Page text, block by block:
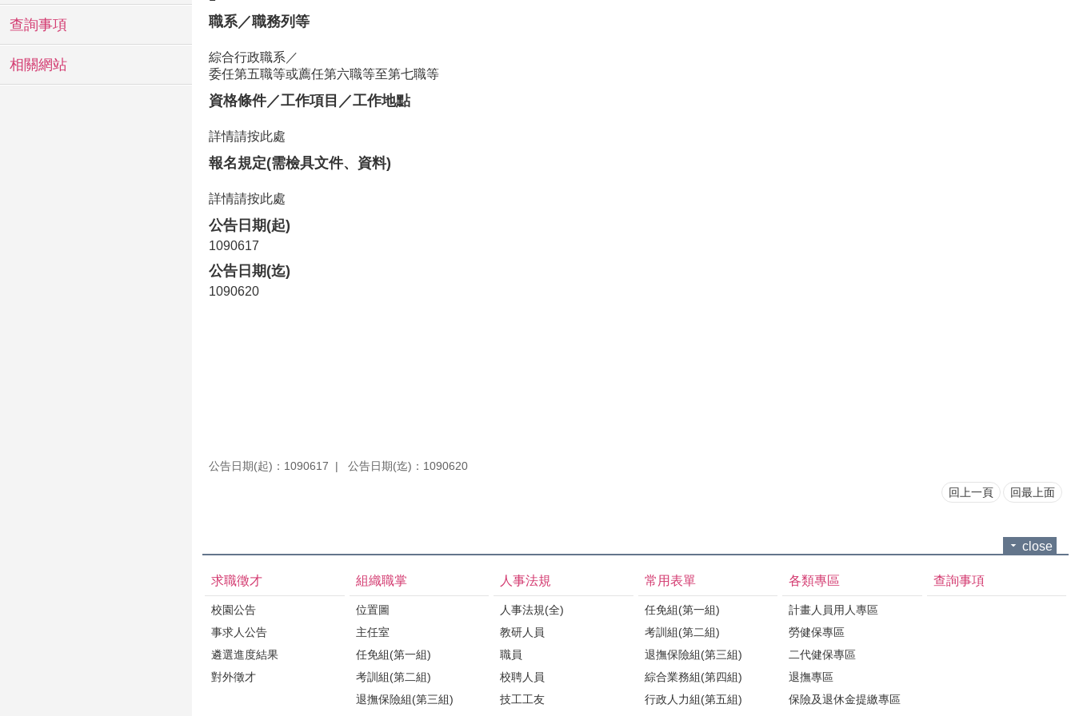
查詢事項
相關網站
職系／職務列等
綜合行政職系／
委任第五職等或薦任第六職等至第七職等
資格條件／工作項目／工作地點
詳情請按此處
報名規定(需檢具文件、資料)
詳情請按此處
公告日期(起)
1090617
公告日期(迄)
1090620
公告日期(起)：1090617 公告日期(迄)：1090620
回上一頁 回最上面
close
求職徵才
校園公告
事求人公告
遴選進度結果
對外徵才
組織職掌
位置圖
主任室
任免組(第一組)
考訓組(第二組)
退撫保險組(第三組)
人事法規
人事法規(全)
教研人員
職員
校聘人員
技工工友
常用表單
任免組(第一組)
考訓組(第二組)
退撫保險組(第三組)
綜合業務組(第四組)
行政人力組(第五組)
各類專區
計畫人員用人專區
勞健保專區
二代健保專區
退撫專區
保險及退休金提繳專區
查詢事項